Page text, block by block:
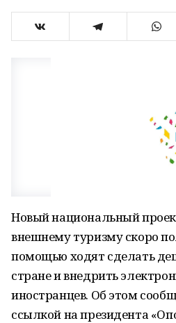
Новый национальный
внешнему туризму скоро
помощью ходят сделать
стране и внедрить
иностранцев. Об этом
ссылкой на президента